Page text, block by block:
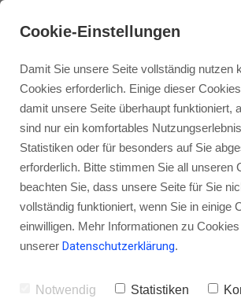
Was ich aus 2014 mit
Jahr nehme und was mir
gestohlen bleiben kann
von Gordon Schönwälder 20. Dezember
Cookie-Einstellungen
Damit Sie unsere Seite vollständig nutzen
Cookies erforderlich. Einige dieser
damit unsere Seite überhaupt funktioniert,
sind nur ein komfortables
Statistiken oder für besonders auf Sie
erforderlich. Bitte stimmen Sie all unseren
beachten Sie, dass unsere Seite für Sie
vollständig funktioniert, wenn Sie in einige
einwilligen. Mehr Informationen zu
unserer Datenschutzerklärung.
Notwendig Statistiken